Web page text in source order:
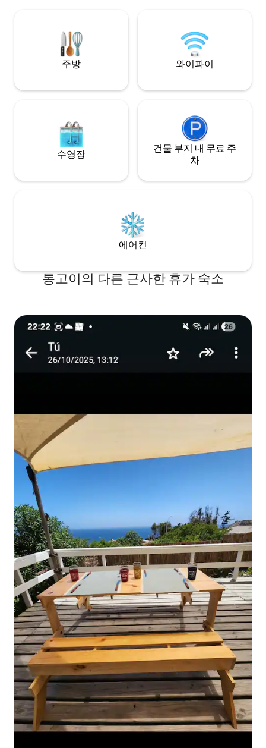
즐겨 보세요!!! (요금과 예약 가능일을 확인
주방 와이파이
수영장
건물 부지 내 무료 주
차
에어컨
통고이의 다른 근사한 휴가 숙소